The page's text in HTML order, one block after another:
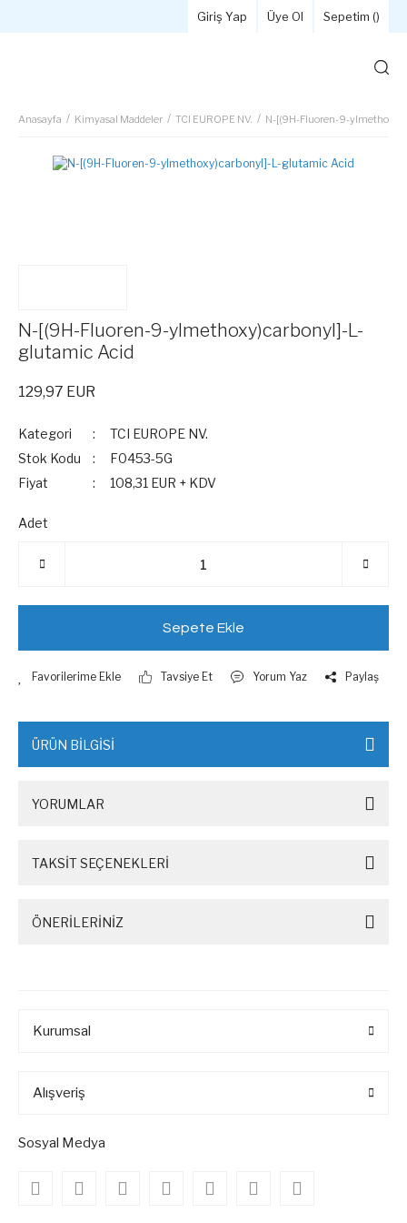
Giriş Yap Üye Ol Sepetim ()
Anasayfa Kimyasal Maddeler TCI EUROPE NV. N-[(9H-Fluoren-9-
N-[(9H-Fluoren-9-ylmethoxy)carbonyl]-L-
glutamic Acid
129,97 EUR
Kategori
TCI EUROPE NV.
Stok Kodu
F0453-5G
Fiyat
108,31 EUR + KDV
Adet
Sepete Ekle
Tavsiye Et Yorum Yaz Paylaş
ÜRÜN BİLGİSİ
YORUMLAR
TAKSİT SEÇENEKLERİ
ÖNERİLERİNİZ
Kurumsal
Alışveriş
Sosyal Medya